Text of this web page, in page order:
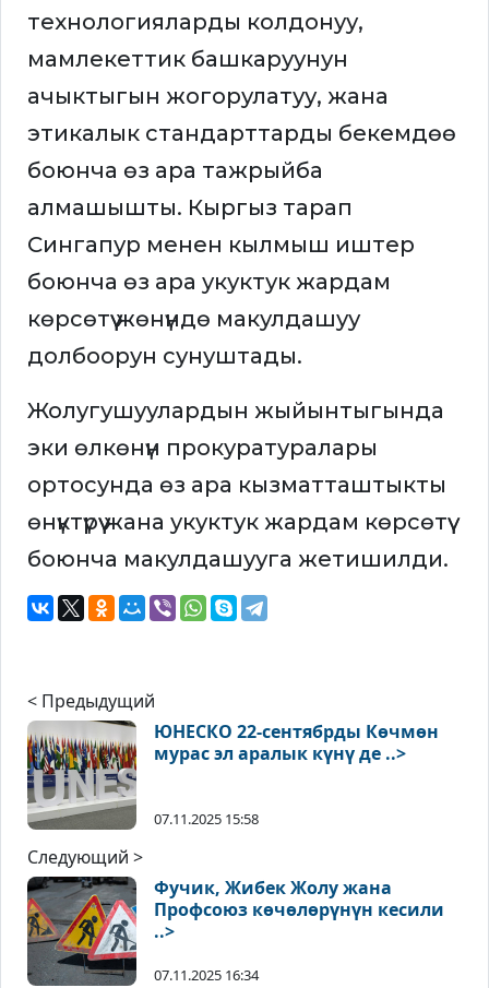
технологияларды колдонуу,
мамлекеттик башкаруунун
ачыктыгын жогорулатуу, жана
этикалык стандарттарды бекемдөө
боюнча өз ара тажрыйба
алмашышты. Кыргыз тарап
Сингапур менен кылмыш иштер
боюнча өз ара укуктук жардам
көрсөтүү жөнүндө макулдашуу
долбоорун сунуштады.
Жолугушуулардын жыйынтыгында
эки өлкөнүн прокуратуралары
ортосунда өз ара кызматташтыкты
өнүктүрүү жана укуктук жардам көрсөтүү
боюнча макулдашууга жетишилди.
< Предыдущий
ЮНЕСКО 22-сентябрды Көчмөн
мурас эл аралык күнү де ..>
07.11.2025 15:58
Следующий >
Фучик, Жибек Жолу жана
Профсоюз көчөлөрүнүн кесили
..>
07.11.2025 16:34